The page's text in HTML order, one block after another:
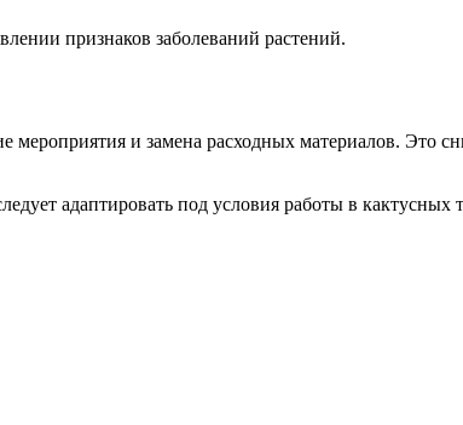
признаков заболеваний растений.
и замена расходных материалов. Это
адаптировать под условия работы в кактусных